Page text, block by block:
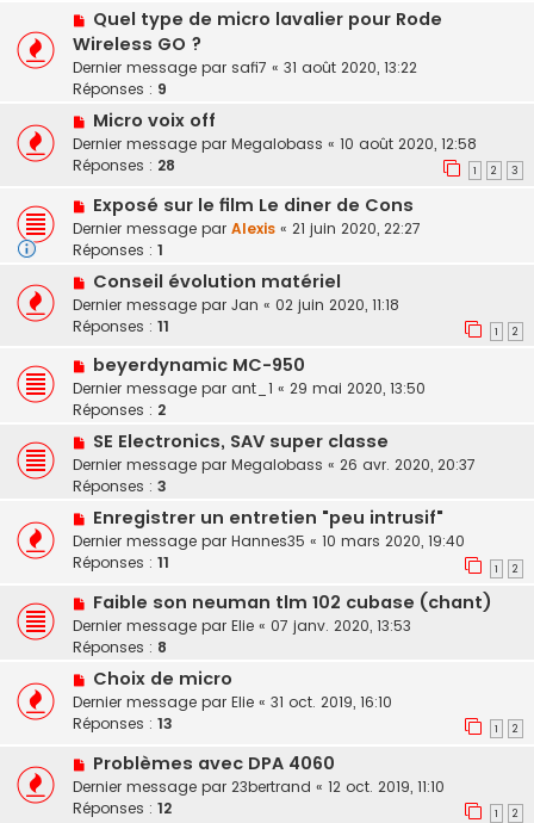
Quel type de micro lavalier pour Rode
Wireless GO ?
Dernier message par safi7 « 31 août 2020, 13:22
Réponses : 9
Micro voix off
Dernier message par Megalobass « 10 août 2020, 12:58
Réponses : 28 1 2 3
Exposé sur le film Le diner de Cons
Dernier message par Alexis « 21 juin 2020, 22:27
Réponses : 1
Conseil évolution matériel
Dernier message par Jan « 02 juin 2020, 11:18
Réponses : 11 1 2
beyerdynamic MC-950
Dernier message par ant_1 « 29 mai 2020, 13:50
Réponses : 2
SE Electronics, SAV super classe
Dernier message par Megalobass « 26 avr. 2020, 20:37
Réponses : 3
Enregistrer un entretien "peu intrusif"
Dernier message par Hannes35 « 10 mars 2020, 19:40
Réponses : 11 1 2
Faible son neuman tlm 102 cubase (chant)
Dernier message par Elie « 07 janv. 2020, 13:53
Réponses : 8
Choix de micro
Dernier message par Elie « 31 oct. 2019, 16:10
Réponses : 13 1 2
Problèmes avec DPA 4060
Dernier message par 23bertrand « 12 oct. 2019, 11:10
Réponses : 12 1 2